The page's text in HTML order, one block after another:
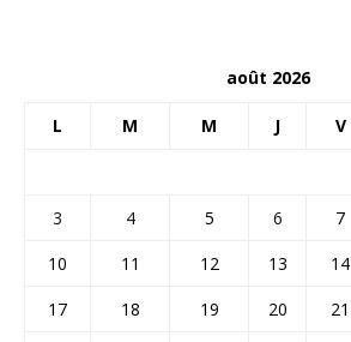
août 2026
L M M J V
3
4 5 6 7
10
11 12 13 14
17
18 19 20 21